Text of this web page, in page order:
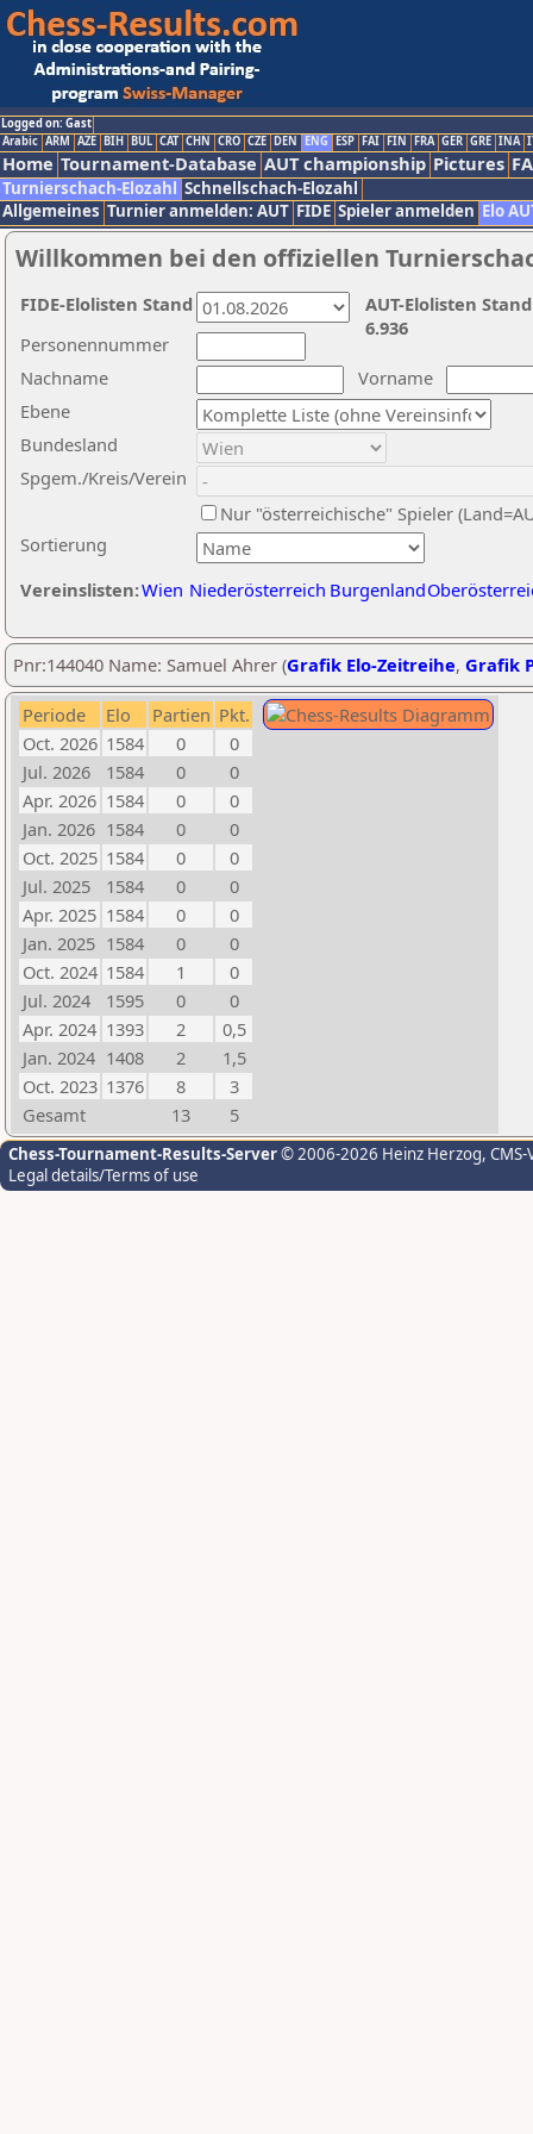
Logged on: Gast
Arabic ARM AZE BIH BUL CAT CHN CRO CZE DEN ENG ESP FAI FIN FRA GER GRE INA
Home Tournament-Database AUT championship Pictures
Turnierschach-Elozahl Schnellschach-Elozahl
Allgemeines Turnier anmelden: AUT FIDE Spieler anmelden Elo
Willkommen bei den offiziellen
Nachname
Vorname
Ebene
Sortierung
Personennummer
Bundesland
Spgem./Kreis/Verein
Nur "österreichische" Spieler
Vereinslisten:Wien Niederösterreich Burgenland
AUT-Elolisten
6.936
FIDE-Elolisten Stand
Pnr:144040 Name: Samuel Ahrer (Grafik Elo-Zeitreihe, Grafik
Periode Elo Partien Pkt.
Oct. 2026 1584 0
0
Jul. 2026
1584 0
0
Apr. 2026 1584 0
0
Jan. 2026 1584 0
0
Oct. 2025 1584 0
0
Jul. 2025
1584 0
0
Apr. 2025 1584 0
0
Jan. 2025 1584 0
0
Oct. 2024 1584 1
0
Jul. 2024
1595 0
0
Apr. 2024 1393 2
0,5
Jan. 2024 1408 2
1,5
Oct. 2023 1376 8
3
Gesamt
13 5
Chess-Tournament-Results-Server© 2006-2026 Heinz Herzog,
Legal details/Terms of use